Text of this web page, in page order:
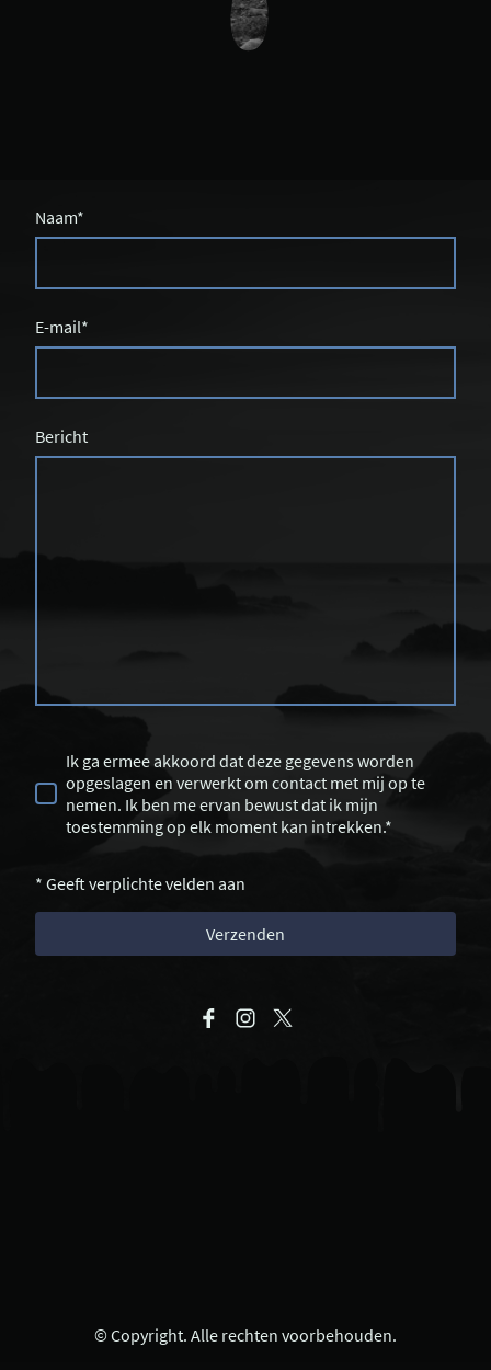
Naam*
E-mail*
Bericht
Ik ga ermee akkoord dat deze gegevens worden
opgeslagen en verwerkt om contact met mij op te
nemen. Ik ben me ervan bewust dat ik mijn
toestemming op elk moment kan intrekken.*
* Geeft verplichte velden aan
Verzenden
© Copyright. Alle rechten voorbehouden.